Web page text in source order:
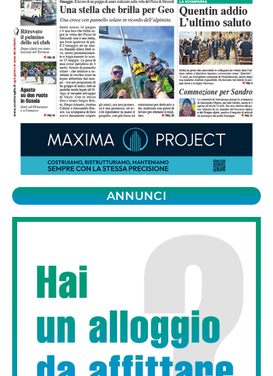
ANNUNCI